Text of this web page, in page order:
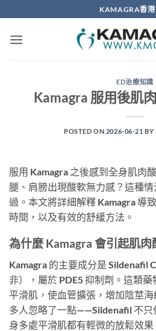
to
content
KAMAGRA香港
ED治療知識
Kamagra 服用後肌
POSTED ON 2026-06-21 BY
服用 Kamagra 之後感到全身肌肉
腿、肩膀出現酸軟無力感？這種
過。本文將詳細解釋 Kamagra 導
時間，以及有效的舒緩方法。
為什麼 Kamagra 會引起肌肉
Kamagra 的主要成分是 Sildenafil
非），屬於 PDE5 抑制劑。這類
平滑肌，使血管擴張，增加陰莖
多人忽略了一點——Sildenafil 不只
身多處平滑肌都有輕微的放鬆效果